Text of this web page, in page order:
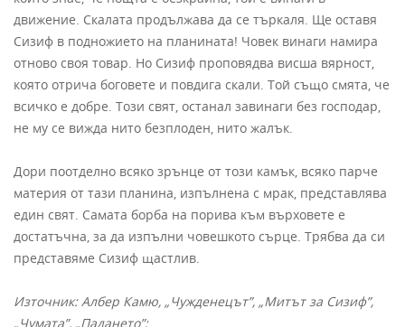
движение. Скалата продължава да се търкаля. Ще оставя
Сизиф в подножието на планината! Човек винаги намира
отново своя товар. Но Сизиф проповядва висша вярност,
която отрича боговете и повдига скали. Той също смята, че
всичко е добре. Този свят, останал завинаги без господар,
не му се вижда нито безплоден, нито жалък.
Дори поотделно всяко зрънце от този камък, всяко парче
материя от тази планина, изпълнена с мрак, представлява
един свят. Самата борба на порива към върховете е
достатъчна, за да изпълни човешкото сърце. Трябва да си
представяме Сизиф щастлив.
Източник: Албер Камю, „Чужденецът”, „Митът за Сизиф”,
„Чумата”, „Падането”;